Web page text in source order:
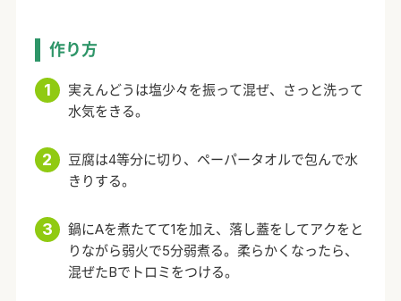
作り方
実えんどうは塩少々を振って混ぜ、さっと洗って
水気をきる。
豆腐は4等分に切り、ペーパータオルで包んで水
きりする。
鍋にAを煮たてて1を加え、落し蓋をしてアクをと
りながら弱火で5分弱煮る。柔らかくなったら、
混ぜたBでトロミをつける。